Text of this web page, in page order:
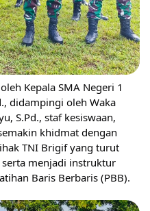
Kepala SMA Negeri 1
didampingi oleh Waka
S.Pd., staf kesiswaan,
khidmat dengan
TNI Brigif yang turut
menjadi instruktur
Baris Berbaris (PBB).